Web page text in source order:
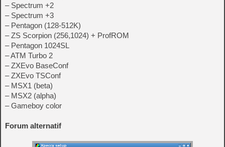
– Spectrum +2
– Spectrum +3
– Pentagon (128-512K)
– ZS Scorpion (256,1024) + ProfROM
– Pentagon 1024SL
– ATM Turbo 2
– ZXEvo BaseConf
– ZXEvo TSConf
– MSX1 (beta)
– MSX2 (alpha)
– Gameboy color
Forum alternatif